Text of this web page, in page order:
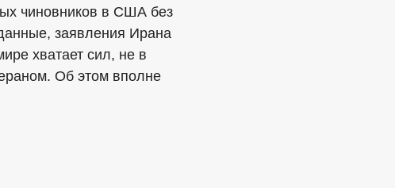
чиновников в США без
заявления Ирана
хватает сил, не в
Об этом вполне